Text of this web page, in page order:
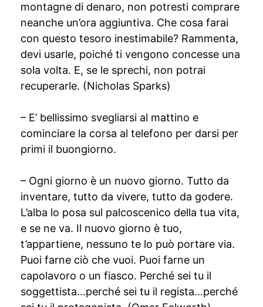
montagne di denaro, non potresti comprare
neanche un’ora aggiuntiva. Che cosa farai
con questo tesoro inestimabile? Rammenta,
devi usarle, poiché ti vengono concesse una
sola volta. E, se le sprechi, non potrai
recuperarle. (Nicholas Sparks)
– E’ bellissimo svegliarsi al mattino e
cominciare la corsa al telefono per darsi per
primi il buongiorno.
– Ogni giorno è un nuovo giorno. Tutto da
inventare, tutto da vivere, tutto da godere.
L’alba lo posa sul palcoscenico della tua vita,
e se ne va. Il nuovo giorno è tuo,
t’appartiene, nessuno te lo può portare via.
Puoi farne ciò che vuoi. Puoi farne un
capolavoro o un fiasco. Perché sei tu il
soggettista…perché sei tu il regista…perché